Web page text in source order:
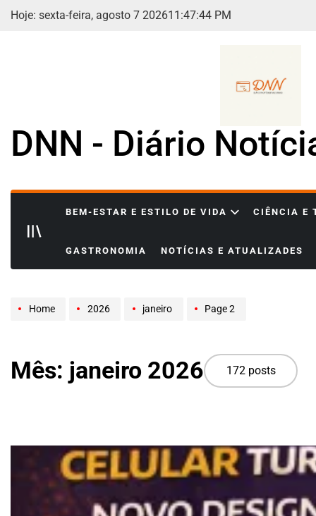
Skip
Hoje: sexta-feira, agosto 7 202611 :47:47 PM
DNN - Diário
BEM-ESTAR E ESTILO DE VIDA CIÊNCIA E
GASTRONOMIA NOTÍCIAS E ATUALIZADES
Home 2026 janeiro Page 2
Mês: janeiro 2026 172 posts